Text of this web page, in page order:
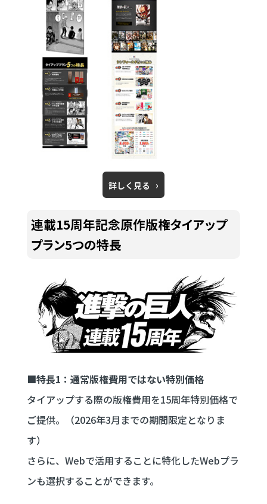
詳しく見る
連載15周年記念原作版権タイアップ
プラン5つの特長
■特長1：通常版権費用ではない特別価格
タイアップする際の版権費用を15周年特別価格で
ご提供。（2026年3月までの期間限定となりま
す）
さらに、Webで活用することに特化したWebプラ
ンも選択することができます。